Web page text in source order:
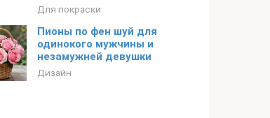
Для покраски
Пионы по фен шуй для
одинокого мужчины и
незамужней девушки
Дизайн